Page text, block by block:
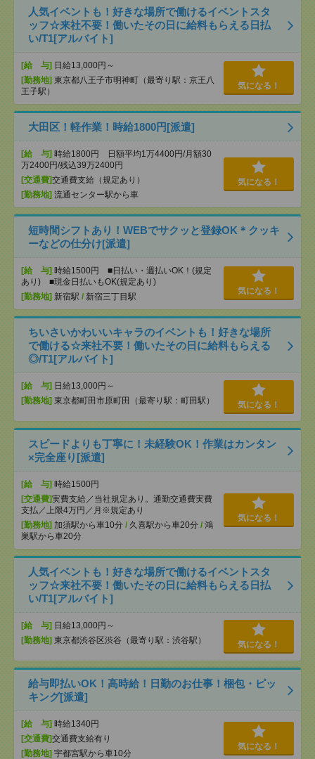
人気イベントも！好きな場所で働けるイベントスタ
ッフ☆来社不要！働いたその日に給料もらえる日払
い/T1[アルバイト]
[給 与] 日給13,000円～
[勤務地] 東京都八王子市明神町（最寄り駅：京王八
王子駅）
気になる！
大田区！軽作業！時給1800円[派遣]
[給 与] 時給1800円 日額平均1万4400円/月額30
万2400円/残込39万2400円
[交通費]交通費支給（規定あり）
[勤務地] 流通センター駅から車
気になる！
短時間シフトあり！WEBでサクッと登録OK＊クッキ
ーなどの仕分け[派遣]
[給 与] 時給1500円 ■日払い・週払いOK！(規定
あり) ■現金日払いもOK(規定あり)
[勤務地] 新宿駅 / 新宿三丁目駅
気になる！
ちいさいかわいいキャラのイベントも！好きな場所
で働ける☆来社不要！働いたその日に給料もらえる
◎/T1[アルバイト]
[給 与] 日給13,000円～
[勤務地] 東京都町田市原町田（最寄り駅：町田駅） 気になる！
スピードよりも丁寧に！未経験OK！作業はカンタン
×完全座り[派遣]
[給 与] 時給1500円
[交通費]実費支給／当社規定あり。通勤交通費実費
支払／上限4万円／月※規定あり
[勤務地] 加須駅から車10分 / 久喜駅から車20分 / 鴻
巣駅から車20分
気になる！
人気イベントも！好きな場所で働けるイベントスタ
ッフ☆来社不要！働いたその日に給料もらえる日払
い/T1[アルバイト]
[給 与] 日給13,000円～
[勤務地] 東京都渋谷区渋谷（最寄り駅：渋谷駅） 気になる！
給与即払いOK！高時給！日勤のお仕事！梱包・ピッ
キング[派遣]
[給 与] 時給1340円
[交通費]交通費支給有り
[勤務地] 宇都宮駅から車10分
気になる！